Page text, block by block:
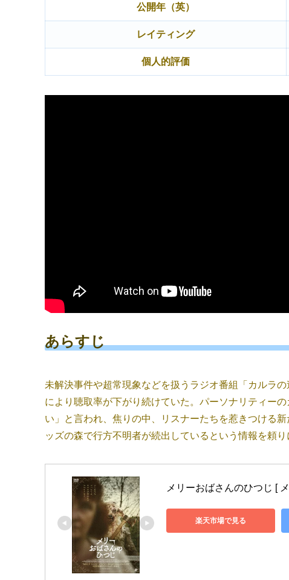
公開年（英）
レイティング
個人的評価
あらすじ
未解決事件や超常現象などを扱うラジオ番組「カルラ
により聴取率が下がり続けていた。パーソナリティー
い」と言われ、焦りの中、リスナーたちを惹きつける
ッズの森で行方不明者が続出しているという情報を頼
メリーおばさんのひつじ [
楽天市場で見る